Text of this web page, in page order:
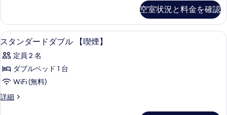
煙】
の
す
べ
て
写
煙】
詳
細
ブ
ル
+ロ
フ
ト
ベ
ッ
ー
ド
ダ
ル
+ロ
ト
ベ
ッ
空室状況と料金を確認
ス
タ
ン
ダ
ド
羽毛の掛け布団、デスク、ノートパ
1
スタンダードダブル 【喫煙】
定員 2 名
ダブルベッド 1 台
WiFi (無料)
詳細
ス